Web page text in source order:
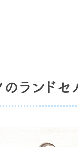
のランド